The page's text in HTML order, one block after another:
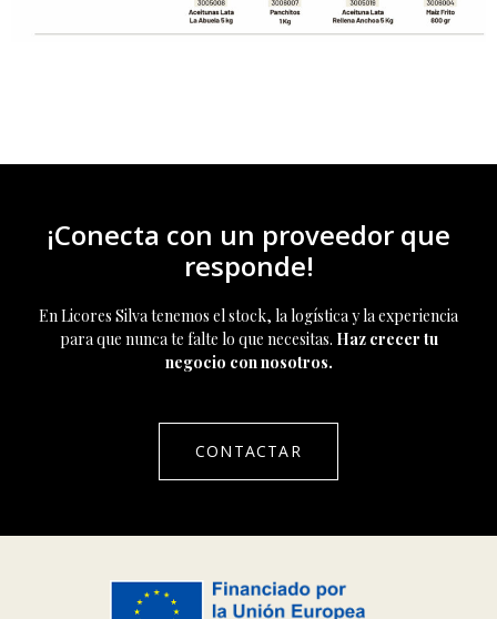
¡Conecta con un proveedor que
responde!
En Licores Silva tenemos el stock, la logística y la experiencia
para que nunca te falte lo que necesitas. Haz crecer tu
negocio con nosotros.
CONTACTAR